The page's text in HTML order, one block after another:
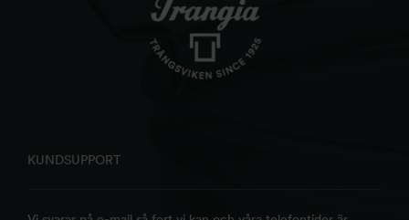
KUNDSUPPORT